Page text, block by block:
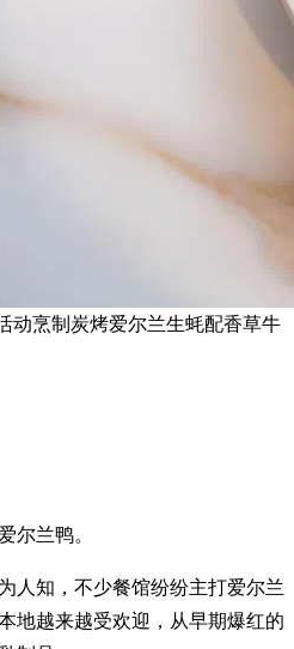
动烹制炭烤爱尔兰生蚝配香草牛
尔兰鸭。
人知，不少餐馆纷纷主打爱尔兰
地越来越受欢迎，从早期爆红的